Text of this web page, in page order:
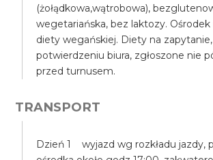
(żołądkowa,wątrobowa),
wegetariańska, bez laktozy.
diety wegańskiej. Diety na
potwierdzeniu biura, zgłoszone nie
przed turnusem.
TRANSPORT
Dzień 1 wyjazd wg rozkładu jazdy,